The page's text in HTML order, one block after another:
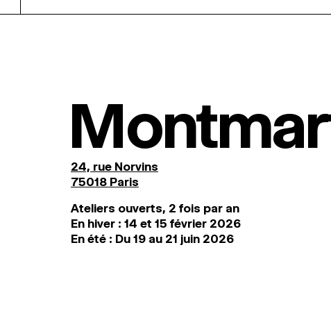
24, rue Norvins
75018 Paris
Ateliers ouverts, 2 fois par an
En hiver : 14 et 15 février 2026
En été : Du 19 au 21 juin 2026